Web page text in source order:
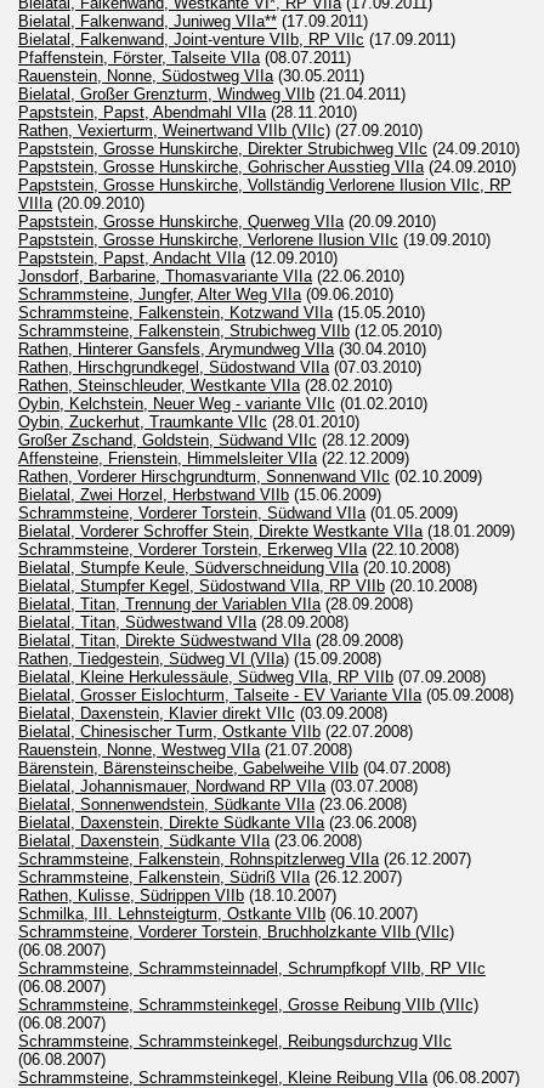
Bielatal, Falkenwand, Juniweg VIIa** (17.09.2011)
Bielatal, Falkenwand, Joint-venture VIIb, RP VIIc (17.09.2011)
Pfaffenstein, Förster, Talseite VIIa (08.07.2011)
Rauenstein, Nonne, Südostweg VIIa (30.05.2011)
Bielatal, Großer Grenzturm, Windweg VIIb (21.04.2011)
Papststein, Papst, Abendmahl VIIa (28.11.2010)
Rathen, Vexierturm, Weinertwand VIIb (VIIc) (27.09.2010)
Papststein, Grosse Hunskirche, Direkter Strubichweg VIIc (24.09.2010)
Papststein, Grosse Hunskirche, Gohrischer Ausstieg VIIa (24.09.2010)
Papststein, Grosse Hunskirche, Vollständig Verlorene Ilusion VIIc, RP
VIIIa (20.09.2010)
Papststein, Grosse Hunskirche, Querweg VIIa (20.09.2010)
Papststein, Grosse Hunskirche, Verlorene Ilusion VIIc (19.09.2010)
Papststein, Papst, Andacht VIIa (12.09.2010)
Jonsdorf, Barbarine, Thomasvariante VIIa (22.06.2010)
Schrammsteine, Jungfer, Alter Weg VIIa (09.06.2010)
Schrammsteine, Falkenstein, Kotzwand VIIa (15.05.2010)
Schrammsteine, Falkenstein, Strubichweg VIIb (12.05.2010)
Rathen, Hinterer Gansfels, Arymundweg VIIa (30.04.2010)
Rathen, Hirschgrundkegel, Südostwand VIIa (07.03.2010)
Rathen, Steinschleuder, Westkante VIIa (28.02.2010)
Oybin, Kelchstein, Neuer Weg - variante VIIc (01.02.2010)
Oybin, Zuckerhut, Traumkante VIIc (28.01.2010)
Großer Zschand, Goldstein, Südwand VIIc (28.12.2009)
Affensteine, Frienstein, Himmelsleiter VIIa (22.12.2009)
Rathen, Vorderer Hirschgrundturm, Sonnenwand VIIc (02.10.2009)
Bielatal, Zwei Horzel, Herbstwand VIIb (15.06.2009)
Schrammsteine, Vorderer Torstein, Südwand VIIa (01.05.2009)
Bielatal, Vorderer Schroffer Stein, Direkte Westkante VIIa (18.01.2009)
Schrammsteine, Vorderer Torstein, Erkerweg VIIa (22.10.2008)
Bielatal, Stumpfe Keule, Südverschneidung VIIa (20.10.2008)
Bielatal, Stumpfer Kegel, Südostwand VIIa, RP VIIb (20.10.2008)
Bielatal, Titan, Trennung der Variablen VIIa (28.09.2008)
Bielatal, Titan, Südwestwand VIIa (28.09.2008)
Bielatal, Titan, Direkte Südwestwand VIIa (28.09.2008)
Rathen, Tiedgestein, Südweg VI (VIIa) (15.09.2008)
Bielatal, Kleine Herkulessäule, Südweg VIIa, RP VIIb (07.09.2008)
Bielatal, Grosser Eislochturm, Talseite - EV Variante VIIa (05.09.2008)
Bielatal, Daxenstein, Klavier direkt VIIc (03.09.2008)
Bielatal, Chinesischer Turm, Ostkante VIIb (22.07.2008)
Rauenstein, Nonne, Westweg VIIa (21.07.2008)
Bärenstein, Bärensteinscheibe, Gabelweihe VIIb (04.07.2008)
Bielatal, Johannismauer, Nordwand RP VIIa (03.07.2008)
Bielatal, Sonnenwendstein, Südkante VIIa (23.06.2008)
Bielatal, Daxenstein, Direkte Südkante VIIa (23.06.2008)
Bielatal, Daxenstein, Südkante VIIa (23.06.2008)
Schrammsteine, Falkenstein, Rohnspitzlerweg VIIa (26.12.2007)
Schrammsteine, Falkenstein, Südriß VIIa (26.12.2007)
Rathen, Kulisse, Südrippen VIIb (18.10.2007)
Schmilka, III. Lehnsteigturm, Ostkante VIIb (06.10.2007)
Schrammsteine, Vorderer Torstein, Bruchholzkante VIIb (VIIc)
(06.08.2007)
Schrammsteine, Schrammsteinnadel, Schrumpfkopf VIIb, RP VIIc
(06.08.2007)
Schrammsteine, Schrammsteinkegel, Grosse Reibung VIIb (VIIc)
(06.08.2007)
Schrammsteine, Schrammsteinkegel, Reibungsdurchzug VIIc
(06.08.2007)
Schrammsteine, Schrammsteinkegel, Kleine Reibung VIIa (06.08.2007)